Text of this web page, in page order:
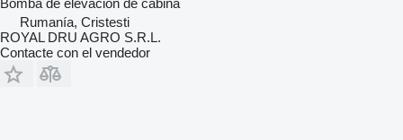
Bomba de elevación de cabina
Rumanía, Cristesti
ROYAL DRU AGRO S.R.L.
Contacte con el vendedor